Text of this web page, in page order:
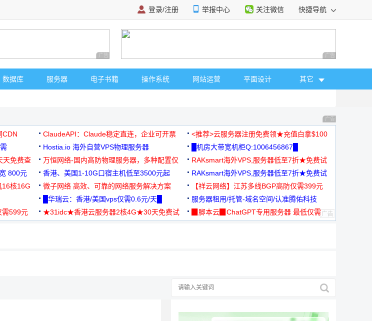
登录/注册 举报中心 关注微信 快捷导航
广告 商业广告，理性选择 广告 商业广告，理
数据库 服务器 电子书籍 操作系统 网站运营 平面设计 其它
广告 商业广告，理
CDN ClaudeAPI：Claude稳定直连，企业可开票
<推荐>云服务器注册免费领★充值白拿$100
Hostia.io 海外自营VPS物理服务器
█机房大带宽机柜Q:1006456867█
天免费查
万恒网络-国内高防物理服务器，多种配置仅
99元/月起
RAKsmart海外VPS,服务器低至7折★免费试
用★
800元 香港、美国1-10G口宿主机低至3500元起
RAKsmart海外VPS,服务器低至7折★免费试
用★
16核16G
微子网络 高效、可靠的网络服务解决方案
【祥云网络】江苏多线BGP高防仅需399元
█华瑞云：香港/美国vps仅需0.6元/天█
服务器租用/托管-域名空间/认准腾佑科技
599元
★31idc★香港云服务器2核4G★30天免费试
▉脚本云▉ChatGPT专用服务器 最低仅需